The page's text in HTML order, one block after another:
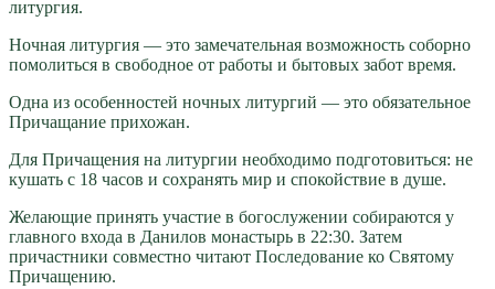
литургия.
Ночная литургия — это замечательная возможность соборно
помолиться в свободное от работы и бытовых забот время.
Одна из особенностей ночных литургий — это обязательное
Причащание прихожан.
Для Причащения на литургии необходимо подготовиться: не
кушать с 18 часов и сохранять мир и спокойствие в душе.
Желающие принять участие в богослужении собираются у
главного входа в Данилов монастырь в 22:30. Затем
причастники совместно читают Последование ко Святому
Причащению.